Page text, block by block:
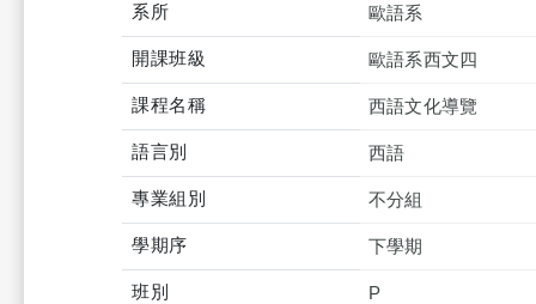
系所 歐語系
開課班級 歐語系西文四
課程名稱 西語文化導覽
語言別 西語
專業組別 不分組
學期序 下學期
班別 P